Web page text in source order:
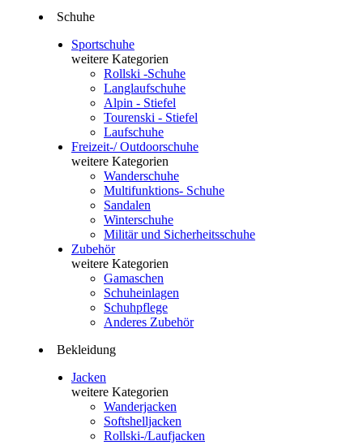
Schuhe
Sportschuhe
weitere Kategorien
Rollski -Schuhe
Langlaufschuhe
Alpin - Stiefel
Tourenski - Stiefel
Laufschuhe
Freizeit-/ Outdoorschuhe
weitere Kategorien
Wanderschuhe
Multifunktions- Schuhe
Sandalen
Winterschuhe
Militär und Sicherheitsschuhe
Zubehör
weitere Kategorien
Gamaschen
Schuheinlagen
Schuhpflege
Anderes Zubehör
Bekleidung
Jacken
weitere Kategorien
Wanderjacken
Softshelljacken
Rollski-/Laufjacken